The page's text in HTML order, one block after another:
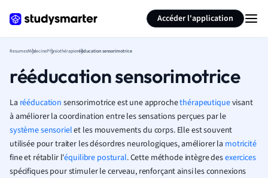
Accéder l'application
ResumesMédecinePhysiothérapierééducation sensorimotrice
rééducation sensorimotrice
La rééducation sensorimotrice est une approchethérapeutiquevisant
à améliorer la coordination entre les sensations perçues par le
système sensorielet les mouvements du corps. Elle est souvent
utilisée pour traiter les désordres neurologiques, améliorer la motricité
fine et rétablir l'équilibre postural. Cette méthode intègre desexercices
spécifiques pour stimuler le cerveau, renforçant ainsi les connexions
Résumer la page